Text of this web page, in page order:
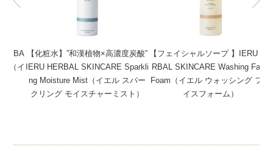
（イ
【化粧水】”和漢植物×高濃度炭酸”
IERU HERBAL SKINCARE Sparkli
ng Moisture Mist（イエル スパー
クリング モイスチャーミスト）
【フェイシャルソープ 】IERU HE
RBAL SKINCARE Washing Face
Foam（イエル ウォッシング フェ
イスフォーム）